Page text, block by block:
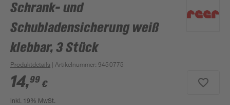
Schrank- und
Schubladensicherung weiß
klebbar, 3 Stück
Produktdetails | Artikelnummer:9450775
14,99 €
inkl. 19% MwSt.